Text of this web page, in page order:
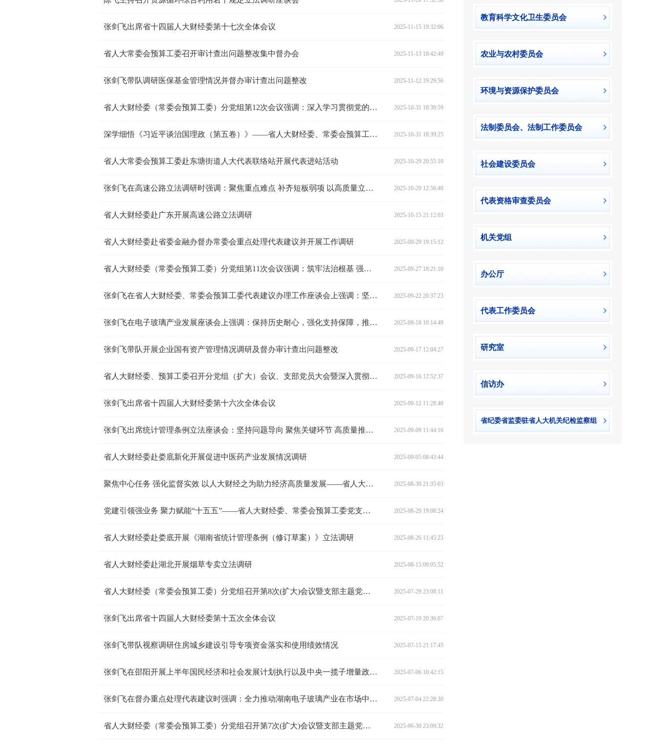
张剑飞出席省十四届人大财经委第十七次全体会议 2025-11-15 19:32:06
省人大常委会预算工委召开审计查出问题整改集中督办会 2025-11-13 18:42:49
张剑飞带队调研医保基金管理情况并督办审计查出问题整改 2025-11-12 19:29:56
省人大财经委（常委会预算工委）分党组第12次会议强调：深入学习贯彻党的二十届四中全会精神 高质量做好湖南省“十五五”规划编制审查工作 2025-10-31 18:39:59
深学细悟《习近平谈治国理政（第五卷）》——省人大财经委、常委会预算工委开展分党组集中学习暨支部主题党日活动 2025-10-31 18:39:25
省人大常委会预算工委赴东塘街道人大代表联络站开展代表进站活动 2025-10-29 20:55:10
张剑飞在高速公路立法调研时强调：聚焦重点难点 补齐短板弱项 以高质量立法护航湖南高速公路高质量发展 2025-10-29 12:56:40
省人大财经委赴广东开展高速公路立法调研 2025-10-15 21:12:03
省人大财经委赴省委金融办督办常委会重点处理代表建议并开展工作调研 2025-09-29 19:15:12
省人大财经委（常委会预算工委）分党组第11次会议强调：筑牢法治根基 强化监督实效 以人大之为推进统一大市场建设 2025-09-27 18:21:10
张剑飞在省人大财经委、常委会预算工委代表建议办理工作座谈会上强调：坚持问题导向效果导向，推动代表建议办理提质增效 2025-09-22 20:37:23
张剑飞在电子玻璃产业发展座谈会上强调：保持历史耐心，强化支持保障，推动我省电子玻璃产业高质量发展 2025-09-18 10:14:49
张剑飞带队开展企业国有资产管理情况调研及督办审计查出问题整改 2025-09-17 12:04:27
省人大财经委、预算工委召开分党组（扩大）会议、支部党员大会暨深入贯彻中央八项规定精神学习教育总结会 2025-09-16 12:52:37
张剑飞出席省十四届人大财经委第十六次全体会议 2025-09-12 11:28:40
张剑飞出席统计管理条例立法座谈会：坚持问题导向 聚焦关键环节 高质量推进条例修订 2025-09-09 11:44:16
省人大财经委赴娄底新化开展促进中医药产业发展情况调研 2025-09-05 08:43:44
聚焦中心任务 强化监督实效 以人大财经之为助力经济高质量发展——省人大财经委（常委会预算工委）分党组召开第9次会议 2025-08-30 21:35:03
党建引领强业务 聚力赋能“十五五”——省人大财经委、常委会预算工委党支部开展8月主题党日活动 2025-08-29 19:08:24
省人大财经委赴娄底开展《湖南省统计管理条例（修订草案）》立法调研 2025-08-26 11:45:23
省人大财经委赴湖北开展烟草专卖立法调研 2025-08-15 09:05:52
省人大财经委（常委会预算工委）分党组召开第8次(扩大)会议暨支部主题党日集体学习研讨 2025-07-29 23:08:11
张剑飞出席省十四届人大财经委第十五次全体会议 2025-07-19 20:36:07
张剑飞带队视察调研住房城乡建设引导专项资金落实和使用绩效情况 2025-07-15 21:17:45
张剑飞在邵阳开展上半年国民经济和社会发展计划执行以及中央一揽子增量政策落实情况调研 2025-07-06 10:42:15
张剑飞在督办重点处理代表建议时强调：全力推动湖南电子玻璃产业在市场中站稳脚跟、顺利发展 2025-07-04 22:28:30
省人大财经委（常委会预算工委）分党组召开第7次(扩大)会议暨支部主题党日活动 2025-06-30 23:09:32
教育科学文化卫生委员会
农业与农村委员会
环境与资源保护委员会
法制委员会、法制工作委员会
社会建设委员会
代表资格审查委员会
机关党组
办公厅
代表工作委员会
研究室
信访办
省纪委省监委驻省人大机关纪检监察组